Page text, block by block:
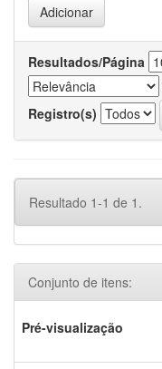
Resultados/Página
Registro(s)
Resultado 1-1 de 1.
Conjunto de itens:
Pré-visualização